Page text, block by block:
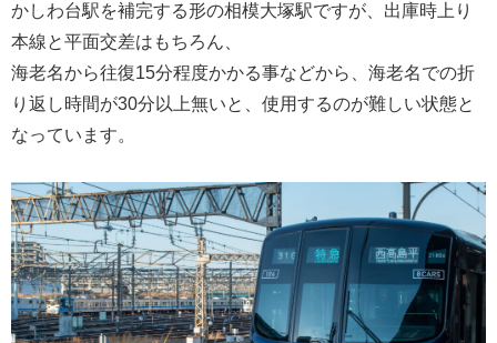
かしわ台駅を補完する形の相模大塚駅ですが、出庫時上り
本線と平面交差はもちろん、
海老名から往復15分程度かかる事などから、海老名での折
り返し時間が30分以上無いと、使用するのが難しい状態と
なっています。